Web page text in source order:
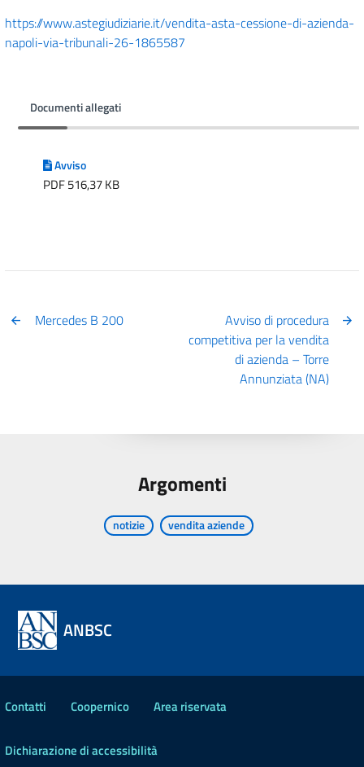
https://www.astegiudiziarie.it/vendita-asta-cessione-di-azienda-
napoli-via-tribunali-26-1865587
Documenti allegati
Avviso
PDF 516,37 KB
Mercedes B 200
Avviso di procedura
competitiva per la vendita
di azienda – Torre
Annunziata (NA)
Argomenti
notizie vendita aziende
ANBSC
Contatti Coopernico Area riservata
Dichiarazione di accessibilità